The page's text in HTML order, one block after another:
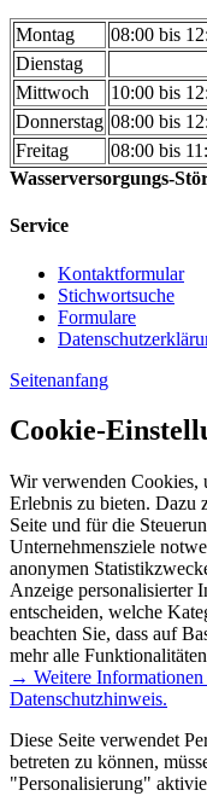
Montag
08:00 bis
Dienstag
Mittwoch
10:00 bis
Donnerstag 08:00 bis
Freitag
08:00 bis
Wasserversorgungs-
Service
Kontaktformular
Stichwortsuche
Formulare
Seitenanfang
Cookie-
Wir verwenden Cookies,
Erlebnis zu bieten. Dazu
Seite und für die
Unternehmensziele
anonymen
Anzeige personalisierter
entscheiden, welche
beachten Sie, dass auf
mehr alle
→ Weitere Informationen
Datenschutzhinweis.
Diese Seite verwendet
betreten zu können,
"Personalisierung"